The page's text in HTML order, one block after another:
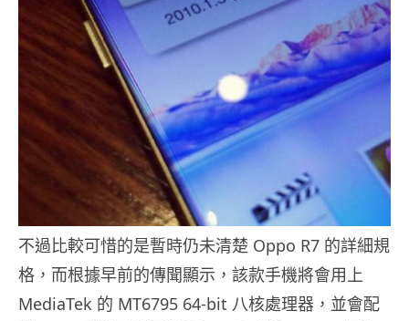
不過比較可惜的是暫時仍未清楚 Oppo R7 的詳細規
格，而根據早前的傳聞顯示，該款手機將會用上
MediaTek 的 MT6795 64-bit 八核處理器，並會配